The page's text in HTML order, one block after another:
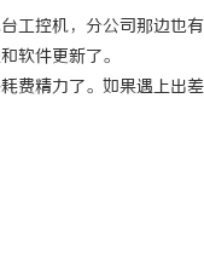
工控机，分公司那边也有
软件更新了。
费精力了。如果遇上出差